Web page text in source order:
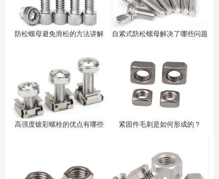
防松螺母避免滑松的方法讲解 自紧式防松螺母解决了哪些问题
高强度镀彩螺栓的优点有哪些 紧固件毛刺是如何形成的？